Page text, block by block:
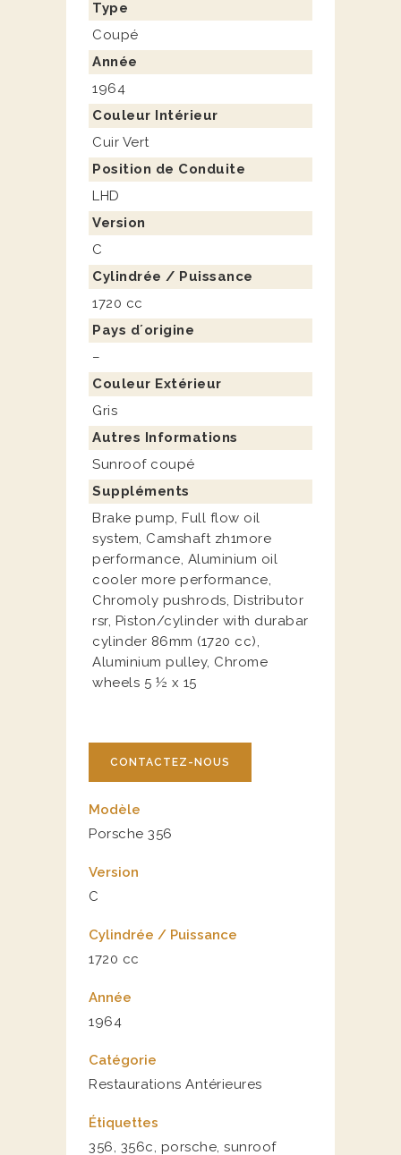
Type
Coupé
Année
1964
Couleur Intérieur
Cuir Vert
Position de Conduite
LHD
Version
C
Cylindrée / Puissance
1720 cc
Pays d´origine
–
Couleur Extérieur
Gris
Autres Informations
Sunroof coupé
Suppléments
Brake pump, Full flow oil
system, Camshaft zh1more
performance, Aluminium oil
cooler more performance,
Chromoly pushrods, Distributor
rsr, Piston/cylinder with durabar
cylinder 86mm (1720 cc),
Aluminium pulley, Chrome
wheels 5 ½ x 15
CONTACTEZ-NOUS
Modèle
Porsche 356
Version
C
Cylindrée / Puissance
1720 cc
Année
1964
Catégorie
Restaurations Antérieures
Étiquettes
356, 356c, porsche, sunroof